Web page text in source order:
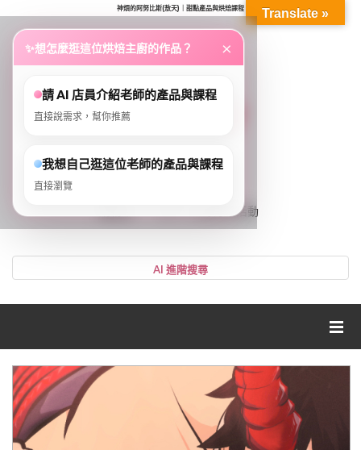
神煩的阿努比斯(敖天)｜甜點產品與烘焙課程
...
VIP、LV等好康活動
帳號
網紅媽咪蛋糕心得分享
粉絲好康
加入甜點廚師接單平台
Translate »
✨想怎麼逛這位烘焙主廚的作品？ ×
請 AI 店員介紹老師的產品與課程
直接說需求，幫你推薦
我想自己逛這位老師的產品與課程
直接瀏覽